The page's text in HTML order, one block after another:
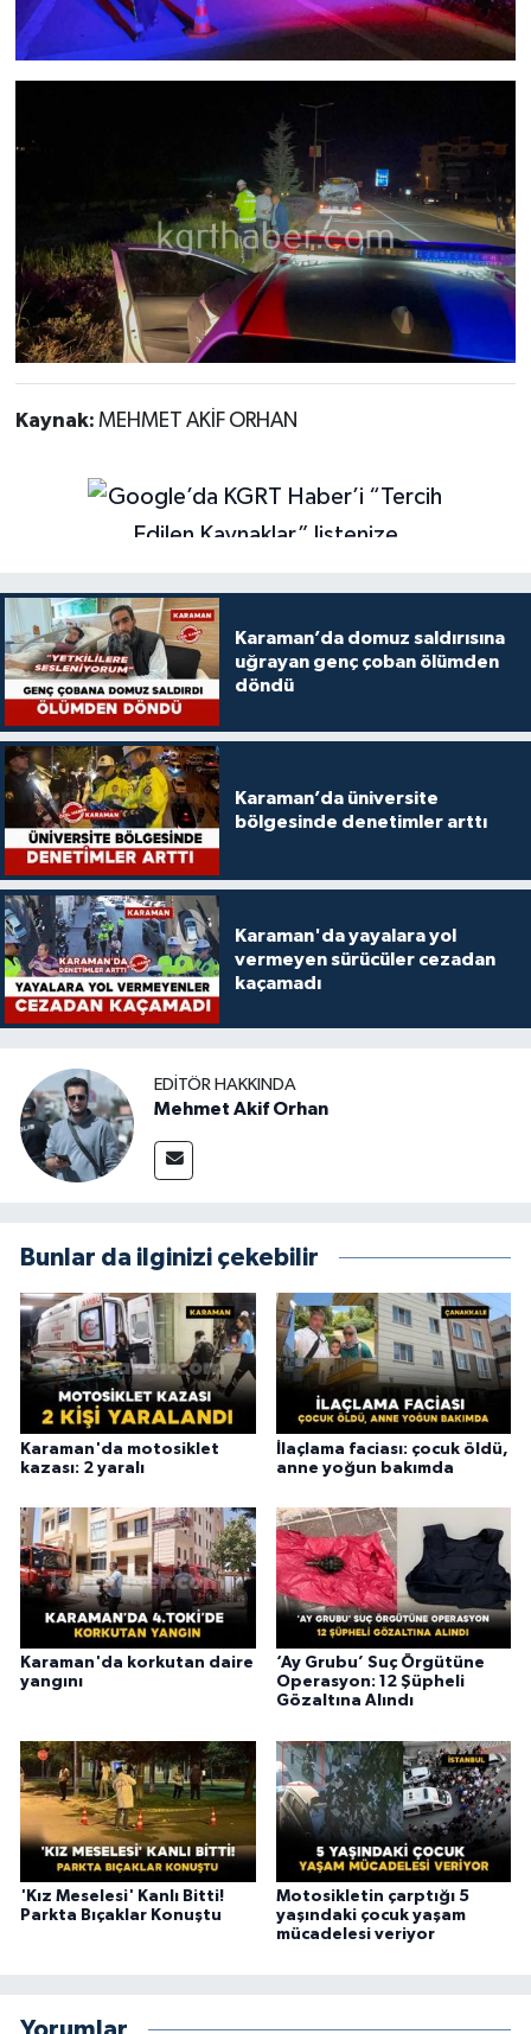
Kaynak: MEHMET AKİF ORHAN
Karaman’da domuz saldırısına
uğrayan genç çoban ölümden
döndü
Karaman’da üniversite
bölgesinde denetimler arttı
Karaman'da yayalara yol
vermeyen sürücüler cezadan
kaçamadı
EDITÖR HAKKINDA
Mehmet Akif Orhan
Bunlar da ilginizi çekebilir
Karaman'da motosiklet
kazası: 2 yaralı
İlaçlama faciası: çocuk öldü,
anne yoğun bakımda
Karaman'da korkutan daire
yangını
‘Ay Grubu’ Suç Örgütüne
Operasyon: 12 Şüpheli
Gözaltına Alındı
'Kız Meselesi' Kanlı Bitti!
Parkta Bıçaklar Konuştu
Motosikletin çarptığı 5
yaşındaki çocuk yaşam
mücadelesi veriyor